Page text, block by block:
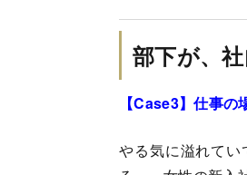
部下が、
【Case3】仕事
やる気に溢れて